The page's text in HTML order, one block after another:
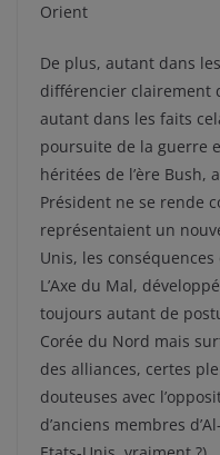
Orient
De plus, autant dans
différencier clairement
autant dans les faits
poursuite de la guerre
héritées de l’ère Bush,
Président ne se rende
représentaient un
Unis, les
L’Axe du Mal,
toujours autant de
Corée du Nord mais
des alliances, certes
douteuses avec
d’anciens membres